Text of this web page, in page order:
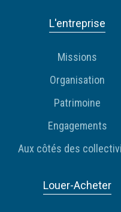
L'entreprise
Missions
Organisation
Patrimoine
Engagements
Aux côtés des
Louer-Acheter